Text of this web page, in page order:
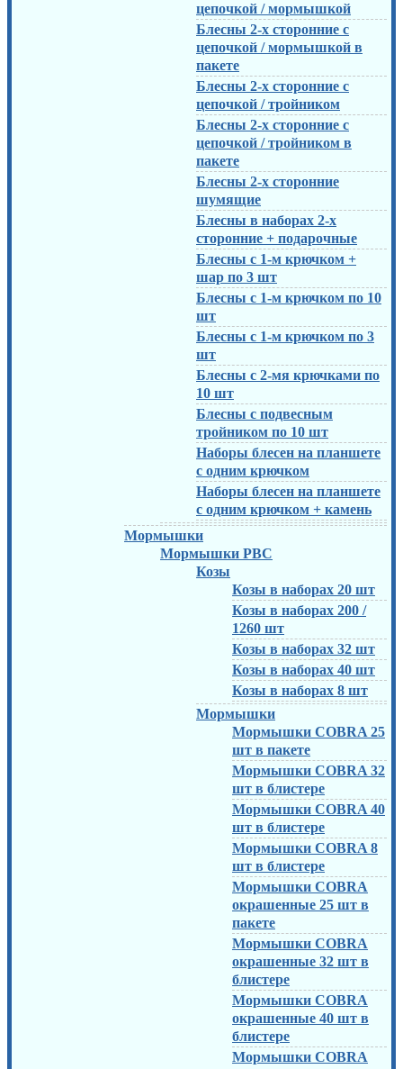
цепочкой / мормышкой
Блесны 2-х сторонние с
цепочкой / мормышкой в
пакете
Блесны 2-х сторонние с
цепочкой / тройником
Блесны 2-х сторонние с
цепочкой / тройником в
пакете
Блесны 2-х сторонние
шумящие
Блесны в наборах 2-х
сторонние + подарочные
Блесны с 1-м крючком +
шар по 3 шт
Блесны с 1-м крючком по 10
шт
Блесны с 1-м крючком по 3
шт
Блесны с 2-мя крючками по
10 шт
Блесны с подвесным
тройником по 10 шт
Наборы блесен на планшете
с одним крючком
Наборы блесен на планшете
с одним крючком + камень
Мормышки
Мормышки РВС
Козы
Козы в наборах 20 шт
Козы в наборах 200 /
1260 шт
Козы в наборах 32 шт
Козы в наборах 40 шт
Козы в наборах 8 шт
Мормышки
Мормышки COBRA 25
шт в пакете
Мормышки COBRA 32
шт в блистере
Мормышки COBRA 40
шт в блистере
Мормышки COBRA 8
шт в блистере
Мормышки COBRA
окрашенные 25 шт в
пакете
Мормышки COBRA
окрашенные 32 шт в
блистере
Мормышки COBRA
окрашенные 40 шт в
блистере
Мормышки COBRA